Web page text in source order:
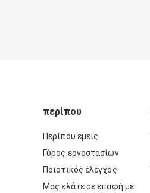
περίπου
Περίπου εμείς
Γύρος εργοστασίων
Ποιοτικός έλεγχος
Μας ελάτε σε επαφή με